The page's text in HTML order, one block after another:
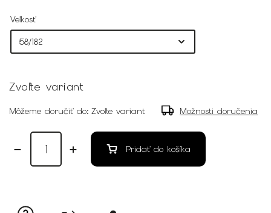
Veľkosť
Zvoľte variant
Môžeme doručiť do: Zvoľte variant Možnosti doručenia
Pridať do košíka